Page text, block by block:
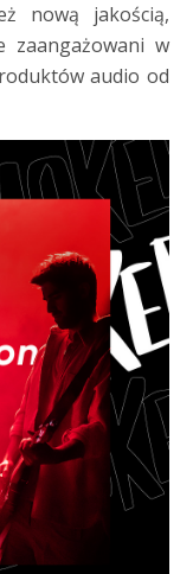
nową jakością,
zaangażowani w
audio od